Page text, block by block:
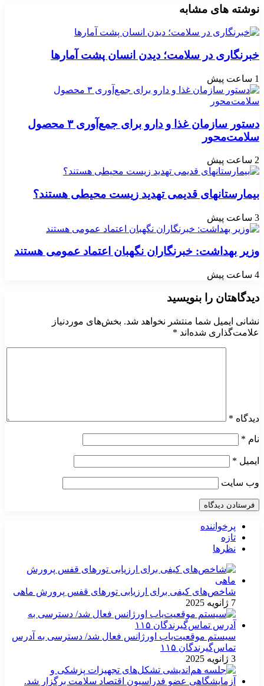
نوشته های مشابه
خبرنگاری در سلامت؛ دیدن انسان پشت آمارها
1 ساعت پیش
دستور سازمان غذا و دارو برای جمع‌آوری ۳ محصول
سلامت‌محور
2 ساعت پیش
بیمارستانهای قدیمی تهدید زیست محیطی هستند؟
3 ساعت پیش
وزیر بهداشت: خبرنگاران نگهبان اعتماد عمومی هستند
4 ساعت پیش
دیدگاهتان را بنویسید
نشانی ایمیل شما منتشر نخواهد شد. بخش‌های موردنیاز
علامت‌گذاری شده‌اند *
دیدگاه *
نام *
ایمیل *
وب‌ سایت
پرخواننده
تازه
نظرها
شاخص‌های کیفی برای ارزیابی تورهای قفس پرورش ماهی
7 ژانویه 2025
سیستم موقعیت‌یاب اورژانس فعال شد/ دسترسی به آدرس
تماس‌گیرندگان ۱۱۵
3 ژانویه 2025